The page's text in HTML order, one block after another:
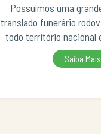
Possuímos uma
translado funerário
todo território nacional
Saiba Mais